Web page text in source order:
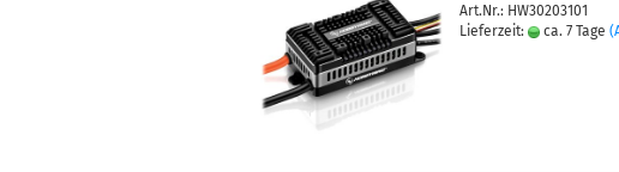
Art.Nr.: HW30203101
Lieferzeit:
ca. 7 Tage